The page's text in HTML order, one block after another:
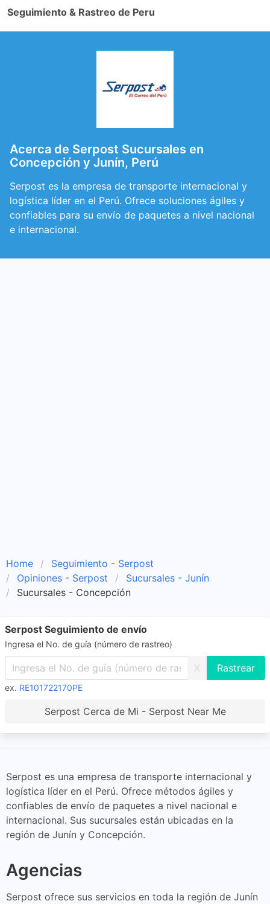
Seguimiento & Rastreo de Peru
Acerca de Serpost Sucursales en
Concepción y Junín, Perú
Serpost es la empresa de transporte internacional y
logística líder en el Perú. Ofrece soluciones ágiles y
confiables para su envío de paquetes a nivel nacional
e internacional.
Home
Seguimiento - Serpost
Opiniones - Serpost
Sucursales - Junín
Sucursales - Concepción
Serpost Seguimiento de envío
Ingresa el No. de guía (número de rastreo)
X
ex. RE101722170PE
Serpost Cerca de Mi - Serpost Near Me
Serpost es una empresa de transporte internacional y
logística líder en el Perú. Ofrece métodos ágiles y
confiables de envío de paquetes a nivel nacional e
internacional. Sus sucursales están ubicadas en la
región de Junín y Concepción.
Agencias
Serpost ofrece sus servicios en toda la región de Junín